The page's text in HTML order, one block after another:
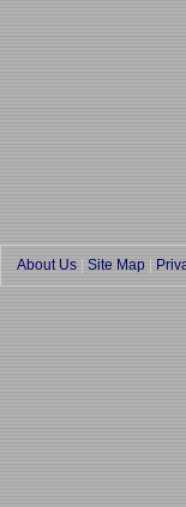
About Us Site Map